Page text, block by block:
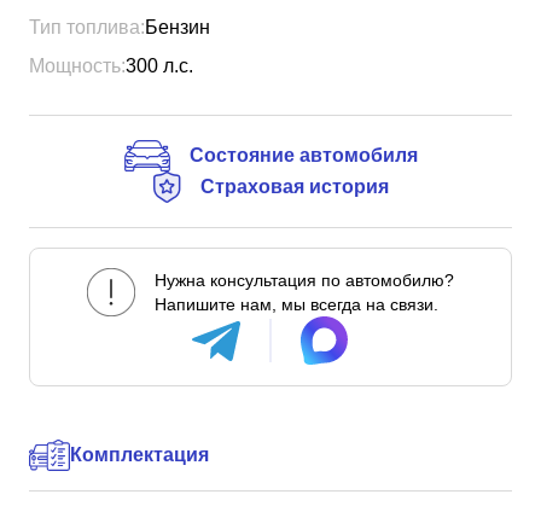
Тип топлива:Бензин
Мощность:300 л.с.
Состояние автомобиля
Страховая история
Нужна консультация по автомобилю?
Напишите нам, мы всегда на связи.
Комплектация